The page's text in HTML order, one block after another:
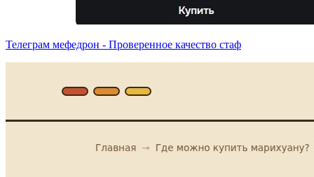
Телеграм мефедрон - Проверенное качество стаф